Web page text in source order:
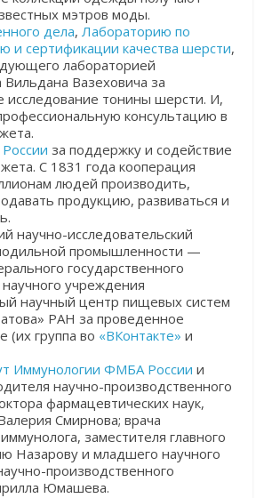
мэтров моды.
дела,Лабораторию по
и сертификации качества шерсти,
лабораторией
Вильдана Вазеховича за
исследование тонины шерсти. И,
консультацию в
за поддержку и содействие
С 1831 года кооперация
людей производить,
продукцию, развиваться и
научно-исследовательский
промышленности —
государственного
учреждения
научный центр пищевых систем
РАН за проведенное
(их группа во «ВКонтакте» и
Иммунологии ФМБА Россиии
научно-производственного
фармацевтических наук,
Смирнова; врача
заместителя главного
Назарову и младшего научного
производственного
Юмашева.